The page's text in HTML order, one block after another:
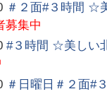
＃２面#３時間 ☆
募集中
#３時間 ☆美しい
＃日曜日＃２面#